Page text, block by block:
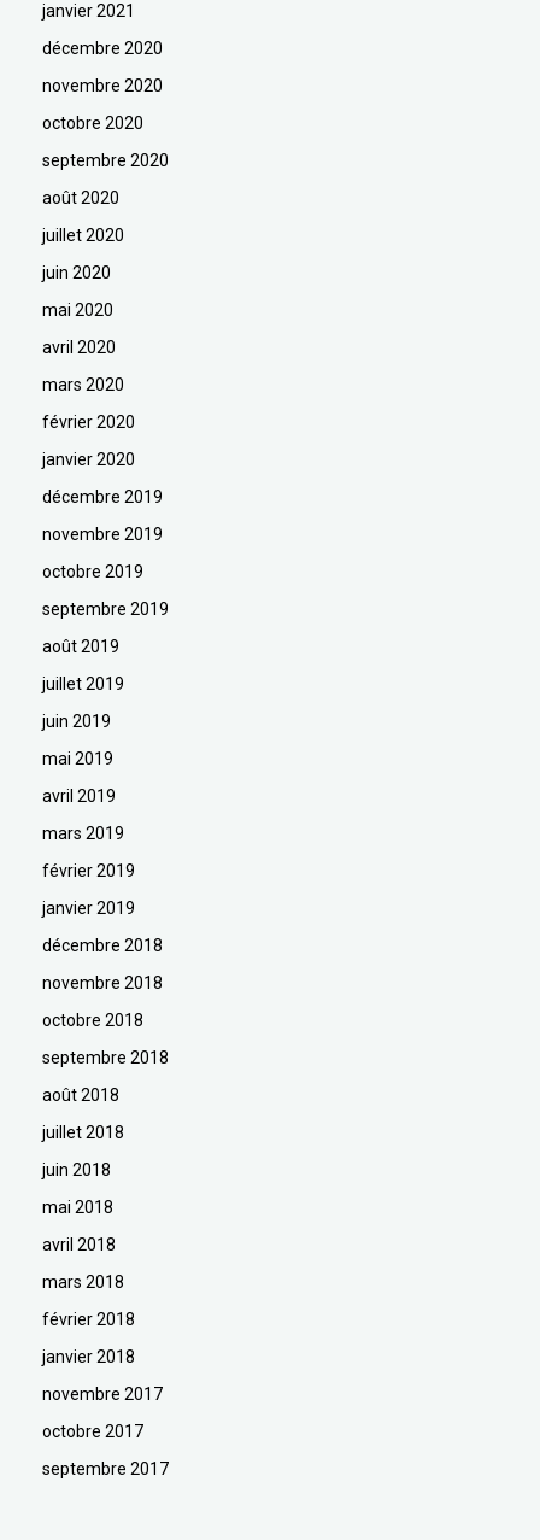
janvier 2021
décembre 2020
novembre 2020
octobre 2020
septembre 2020
août 2020
juillet 2020
juin 2020
mai 2020
avril 2020
mars 2020
février 2020
janvier 2020
décembre 2019
novembre 2019
octobre 2019
septembre 2019
août 2019
juillet 2019
juin 2019
mai 2019
avril 2019
mars 2019
février 2019
janvier 2019
décembre 2018
novembre 2018
octobre 2018
septembre 2018
août 2018
juillet 2018
juin 2018
mai 2018
avril 2018
mars 2018
février 2018
janvier 2018
novembre 2017
octobre 2017
septembre 2017